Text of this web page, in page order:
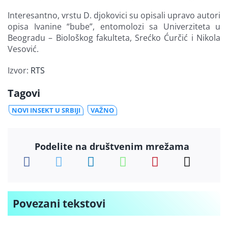
Interesantno, vrstu D. djokovici su opisali upravo autori
opisa Ivanine “bube”, entomolozi sa Univerziteta u
Beogradu – Biološkog fakulteta, Srećko Ćurčić i Nikola
Vesović.
Izvor: RTS
Tagovi
NOVI INSEKT U SRBIJI VAŽNO
Podelite na društvenim mrežama
Povezani tekstovi